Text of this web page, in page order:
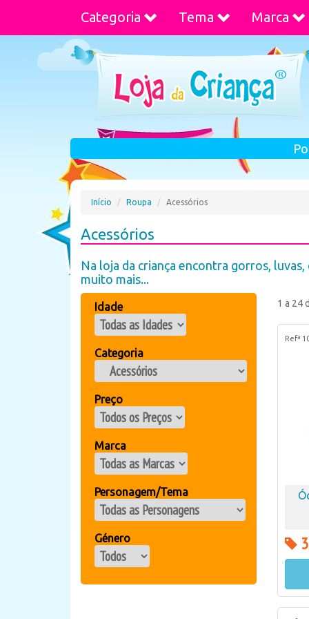
Categoria Tema Marca
Início Roupa Acessórios
Acessórios
Na loja da criança encontra gorros,
muito mais...
Idade
Categoria
Preço
Marca
Personagem/Tema
Género
1 a 24
Refª